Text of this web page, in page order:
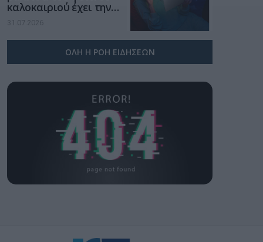
καλοκαιριού έχει την
υπογραφή της Xiaomi
31.07.2026
ΟΛΗ Η ΡΟΗ ΕΙΔΗΣΕΩΝ